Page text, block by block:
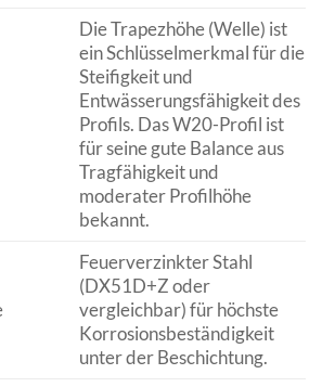
Die Trapezhöhe (Welle) ist
ein Schlüsselmerkmal für die
Steifigkeit und
Entwässerungsfähigkeit des
Profils. Das W20-Profil ist
für seine gute Balance aus
Tragfähigkeit und
moderater Profilhöhe
bekannt.
Feuerverzinkter Stahl
(DX51D+Z oder
vergleichbar) für höchste
Korrosionsbeständigkeit
unter der Beschichtung.